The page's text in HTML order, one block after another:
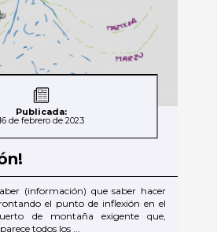
Publicada:
de febrero de 2023
(información) que saber hacer
el punto de inflexión en el
de montaña exigente que,
todos los ...